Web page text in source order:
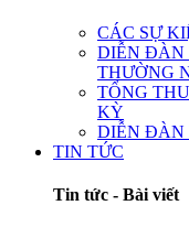
CÁC SỰ
DIỄN ĐÀN
THƯỜNG
TỔNG
KỲ
DIỄN ĐÀN
TIN TỨC
Tin tức - Bài viết